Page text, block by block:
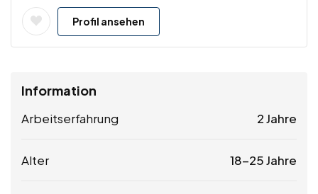
Profil ansehen
Information
Arbeitserfahrung 2 Jahre
Alter 18-25 Jahre